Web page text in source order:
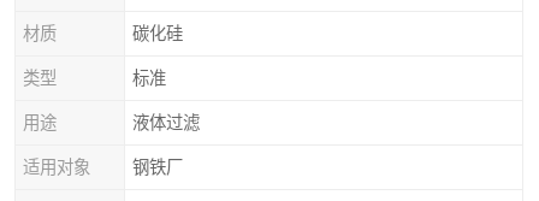
材质 碳化硅
类型 标准
用途 液体过滤
适用对象 钢铁厂